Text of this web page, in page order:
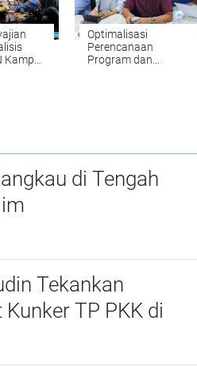
Optimalisasi
Perencanaan
Program dan
di Tengah
Tekankan
TP PKK di